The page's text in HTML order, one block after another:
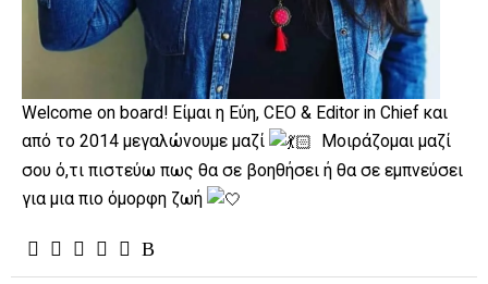
Welcome on board! Είμαι η Εύη, CEO & Editor in Chief και
από το 2014 μεγαλώνουμε μαζί
Μοιράζομαι μαζί
σου ό,τι πιστεύω πως θα σε βοηθήσει ή θα σε εμπνεύσει
για μια πιο όμορφη ζωή